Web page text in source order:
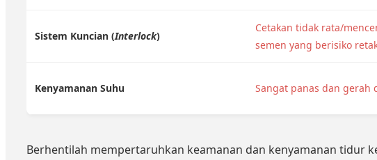
Sistem Kuncian (Interlock)
Cetakan tidak rata/
semen yang berisiko
Kenyamanan Suhu Sangat panas dan gerah
Berhentilah mempertaruhkan keamanan dan kenyamanan tidur